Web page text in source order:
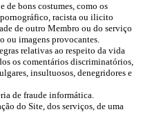
de bons costumes, como os
racista ou ilicito
de outro Membro ou do serviço
ou imagens provocantes.
relativas ao respeito da vida
os comentários discriminatórios,
insultuosos, denegridores e
de fraude informática.
do Site, dos serviços, de uma